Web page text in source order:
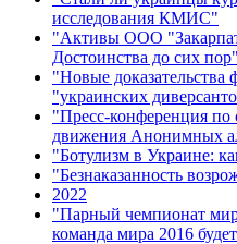
исследования КМИС"
"Активы ООО
Достоинства до сих пор"
"Новые доказательства
"украинских
"Пресс-конференция
движения Анонимных
"Ботулизм в Украине:
"Безнаказанность
2022
"Парный чемпионат
команда мира 2016